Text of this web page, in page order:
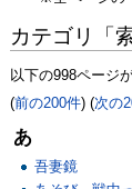
カテゴリ「
以下の998ページ
(前の200件) (次の
あ
吾妻鏡